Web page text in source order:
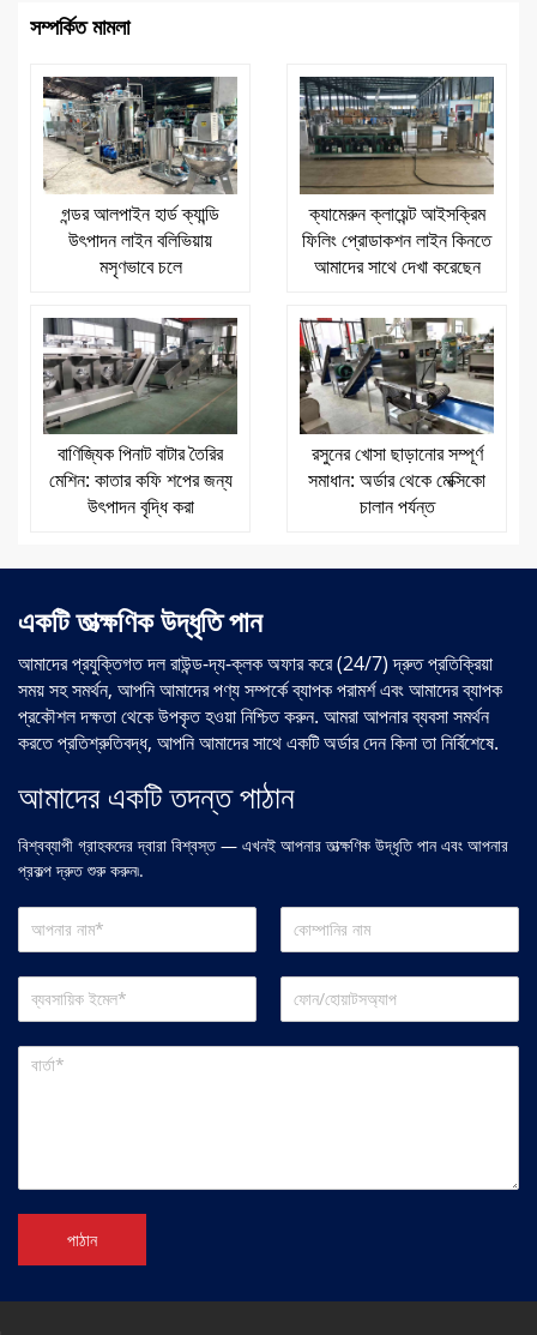
সম্পর্কিত মামলা
গন্ডর আলপাইন হার্ড ক্যান্ডি
উৎপাদন লাইন বলিভিয়ায়
মসৃণভাবে চলে
ক্যামেরুন ক্লায়েন্ট আইসক্রিম
ফিলিং প্রোডাকশন লাইন কিনতে
আমাদের সাথে দেখা করেছেন
বাণিজ্যিক পিনাট বাটার তৈরির
মেশিন: কাতার কফি শপের জন্য
উৎপাদন বৃদ্ধি করা
রসুনের খোসা ছাড়ানোর সম্পূর্ণ
সমাধান: অর্ডার থেকে মেক্সিকো
চালান পর্যন্ত
একটি তাত্ক্ষণিক উদ্ধৃতি পান
আমাদের প্রযুক্তিগত দল রাউন্ড-দ্য-ক্লক অফার করে (24/7) দ্রুত প্রতিক্রিয়া
সময় সহ সমর্থন, আপনি আমাদের পণ্য সম্পর্কে ব্যাপক পরামর্শ এবং আমাদের ব্যাপক
প্রকৌশল দক্ষতা থেকে উপকৃত হওয়া নিশ্চিত করুন. আমরা আপনার ব্যবসা সমর্থন
করতে প্রতিশ্রুতিবদ্ধ, আপনি আমাদের সাথে একটি অর্ডার দেন কিনা তা নির্বিশেষে.
আমাদের একটি তদন্ত পাঠান
বিশ্বব্যাপী গ্রাহকদের দ্বারা বিশ্বস্ত — এখনই আপনার তাত্ক্ষণিক উদ্ধৃতি পান এবং আপনার
প্রকল্প দ্রুত শুরু করুন৷.
পাঠান